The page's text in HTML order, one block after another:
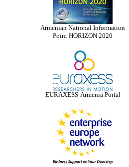
Armenian National Information
Point HORIZON 2020
EURAXESS-Armenia Portal